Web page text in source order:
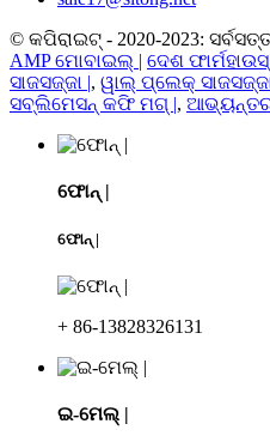
© କପିରାଇଟ୍ - 2020-2023:
AMP ମୋବାଇଲ୍ | ଦେଶ
ସାଜସଜ୍ଜା |, ୱାଲ୍ ପ୍ଲେକ୍
ସବ୍ଲିମେସନ୍ କଫି ମଗ୍ |,
ଫୋନ୍ |
ଫୋନ୍ |
+ 86-13828326131
ଇ-ମେଲ୍ |